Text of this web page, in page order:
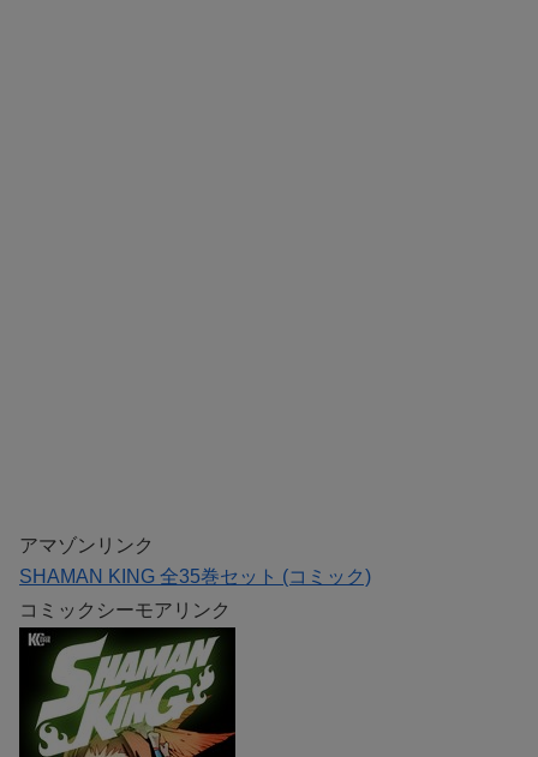
アマゾンリンク
SHAMAN KING 全35巻セット (コミック)
コミックシーモアリンク